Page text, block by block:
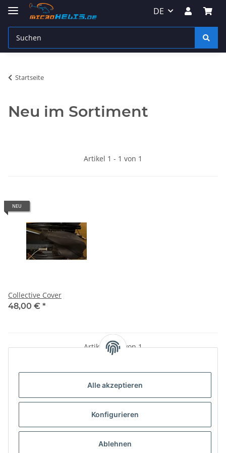
Alle akzeptieren
Konfigurieren
Ablehnen
DE
Startseite
Neu im Sortiment
Artikel 1 - 1 von 1
NEU
Collective Cover
48,00 € *
Artikel 1 - 1 von 1
Kategorien